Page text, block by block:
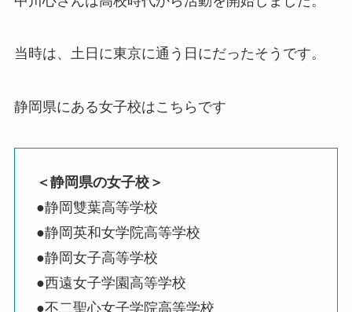
当時は、土日に東京に通う日にだったそうです。
静岡県にある女子校はこちらです
＜静岡県の女子校＞
●静岡雙葉高等学校
●静岡英和女学院高等学校
●静岡女子高等学校
●西遠女子学園高等学校
●不二聖心女子学院高等学校